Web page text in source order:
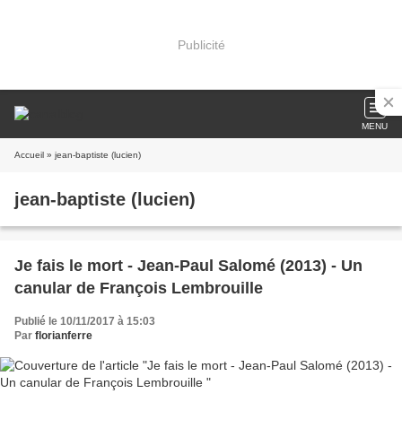
Publicité
MENU
Accueil » jean-baptiste (lucien)
jean-baptiste (lucien)
Je fais le mort - Jean-Paul Salomé (2013) - Un
canular de François Lembrouille
Publié le 10/11/2017 à 15:03
Par florianferre